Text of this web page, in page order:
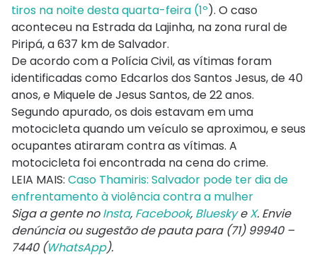
tiros na noite desta quarta-feira (1º). O caso
aconteceu na Estrada da Lajinha, na zona rural de
Piripá, a 637 km de Salvador.
De acordo com a Polícia Civil, as vítimas foram
identificadas como Edcarlos dos Santos Jesus, de 40
anos, e Miquele de Jesus Santos, de 22 anos.
Segundo apurado, os dois estavam em uma
motocicleta quando um veículo se aproximou, e seus
ocupantes atiraram contra as vítimas. A
motocicleta foi encontrada na cena do crime.
LEIA MAIS: Caso Thamiris: Salvador pode ter dia de
enfrentamento à violência contra a mulher
Siga a gente noInsta, Facebook, BlueskyeX. Envie
denúncia ou sugestão de pauta para (71) 99940 –
7440 (WhatsApp).